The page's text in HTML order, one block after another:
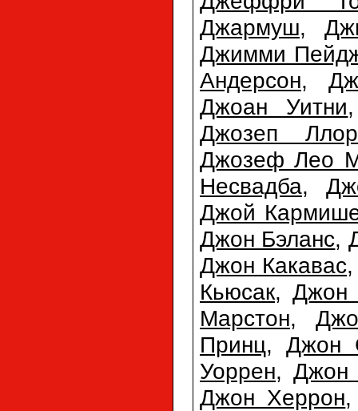
Джармуш,
Джимми
Андерсон,
Джоан Уитни
Джозеп
Джозеф Лео
Несвадба,
Джой
Джон Бэланс,
Джон Какавас
Кьюсак, Джон
Марстон,
Принц,Джон
Уоррен,Джон
Джон Херрон